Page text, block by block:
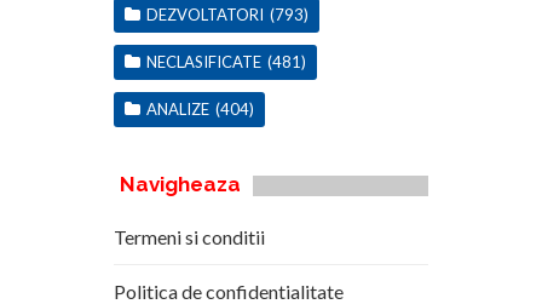
DEZVOLTATORI (793)
NECLASIFICATE (481)
ANALIZE (404)
Navigheaza
Termeni si conditii
Politica de confidentialitate